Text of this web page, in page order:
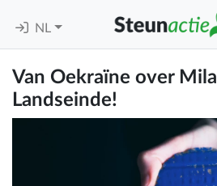
NL
Van Oekraïne over
Landseinde!